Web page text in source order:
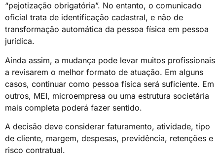
“pejotização obrigatória”. No entanto, o comunicado
oficial trata de identificação cadastral, e não de
transformação automática da pessoa física em pessoa
jurídica.
Ainda assim, a mudança pode levar muitos profissionais
a revisarem o melhor formato de atuação. Em alguns
casos, continuar como pessoa física será suficiente. Em
outros, MEI, microempresa ou uma estrutura societária
mais completa poderá fazer sentido.
A decisão deve considerar faturamento, atividade, tipo
de cliente, margem, despesas, previdência, retenções e
risco contratual.